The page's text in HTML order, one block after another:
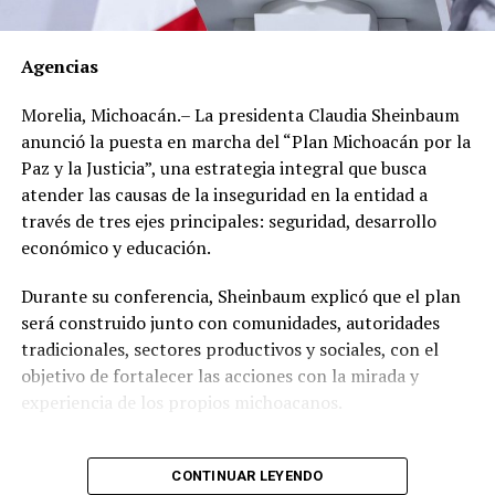
Los documentos oficiales demuestran que el 30 de
de Golf Campestre de San Luis Potosí un inmueble de
millones 671 mil 425 pesos, cuyo pago realizó en una
sola exhibición.
Sin embargo, al hacer una revisión de propiedades en la
zona, se encontró que, en lugar de los 2 millones 671
mil 425 pesos que pagó, el inmueble tiene un valor real
Un año después, el 21 de mayo de 2013, adquirió en el
Fraccionamiento Matamoros, también de San Luis
Potosí, un inmueble de 280 metros cuadrados, con un
valor declarado de 560 mil 700 pesos con pago de
Ese mismo año, pero el 23 de diciembre, compró en
Agencias
Morelia, Michoacán.– La presidenta Claudia Sheinbaum
anunció la puesta en marcha del “Plan Michoacán por la
Paz y la Justicia”, una estrategia integral que busca
atender las causas de la inseguridad en la entidad a
través de tres ejes principales: seguridad, desarrollo
económico y educación.
Durante su conferencia, Sheinbaum explicó que el plan
será construido junto con comunidades, autoridades
tradicionales, sectores productivos y sociales, con el
objetivo de fortalecer las acciones con la mirada y
experiencia de los propios michoacanos.
“Vamos a escuchar a las
CONTINUAR LEYENDO